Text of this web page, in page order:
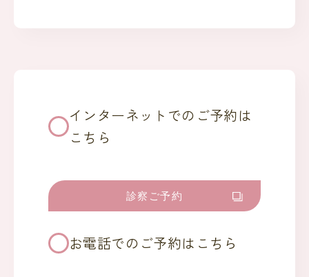
インターネットでのご予約は
こちら
診察ご予約
お電話でのご予約はこちら